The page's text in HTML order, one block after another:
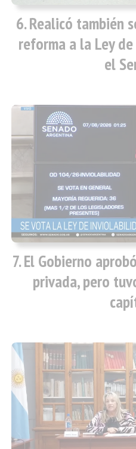
Realicó también
reforma a la Ley
el
El Gobierno
privada, pero